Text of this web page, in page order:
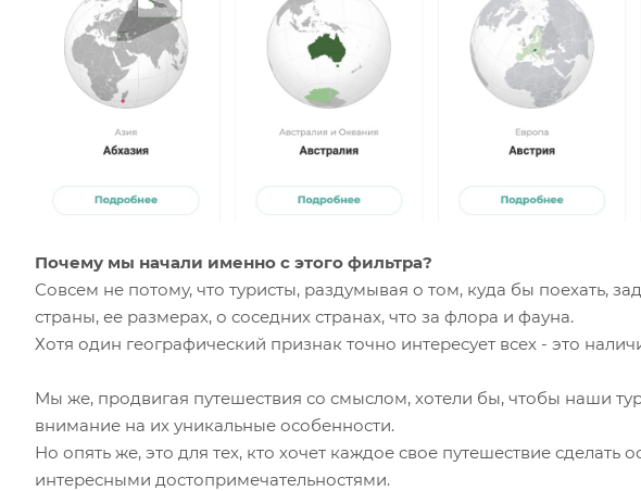
Почему мы начали именно с этого фильтра?
Совсем не потому, что туристы, раздумывая о том, куда бы поехать,
страны, ее размерах, о соседних странах, что за флора и фауна.
Хотя один географический признак точно интересует всех - это
Мы же, продвигая путешествия со смыслом, хотели бы, чтобы наши
внимание на их уникальные особенности.
Но опять же, это для тех, кто хочет каждое свое путешествие
интересными достопримечательностями.